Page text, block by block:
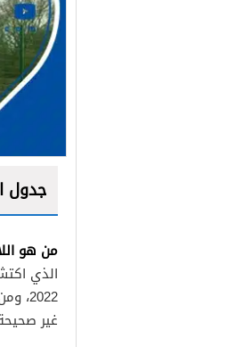
جدول
من هو
الذي
2022، ومن خلال
غير